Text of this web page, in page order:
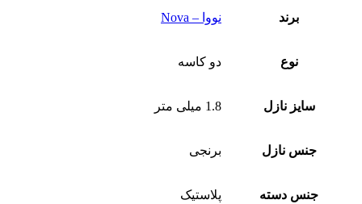
برند نووا – Nova
نوع دو کاسه
سایز نازل 1.8 میلی متر
جنس نازل برنجی
جنس دسته پلاستیک